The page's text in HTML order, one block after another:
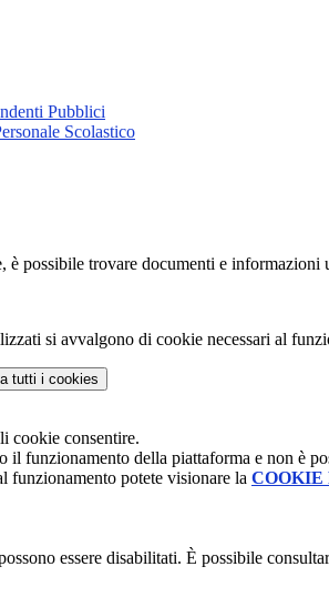
Pubblici
Scolastico
è possibile trovare documenti e
si avvalgono di cookie necessari al
tutti i cookies
cookie consentire.
il funzionamento della piattaforma e non è
funzionamento potete visionare la COOKIE
essere disabilitati. È possibile